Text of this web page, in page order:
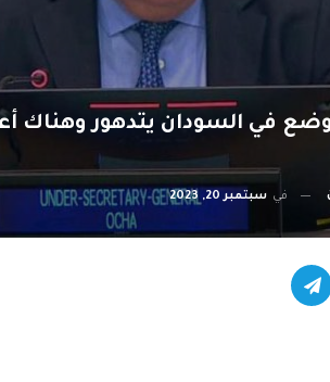
في السودان يتدهور
في سبتمبر 20, 2023